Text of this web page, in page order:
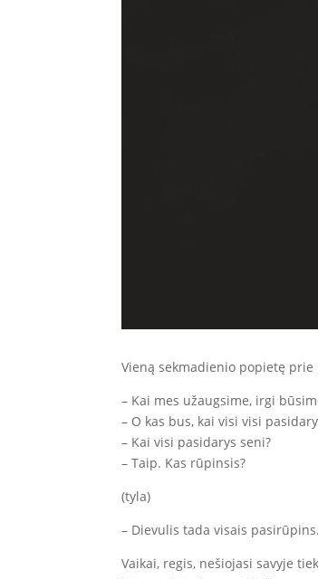
Vieną sekmadienio popietę
– Kai mes užaugsime, irgi
– O kas bus, kai visi visi
– Kai visi pasidarys seni?
– Taip. Kas rūpinsis?
(tyla)
– Dievulis tada visais
Vaikai, regis, nešiojasi savyje